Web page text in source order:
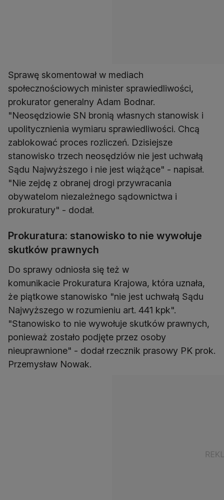
Sprawę skomentował w mediach
społecznościowych minister sprawiedliwości,
prokurator generalny Adam Bodnar.
"Neosędziowie SN bronią własnych stanowisk i
upolitycznienia wymiaru sprawiedliwości. Chcą
zablokować proces rozliczeń. Dzisiejsze
stanowisko trzech neosędziów nie jest uchwałą
Sądu Najwyższego i nie jest wiążące" - napisał.
"Nie zejdę z obranej drogi przywracania
obywatelom niezależnego sądownictwa i
prokuratury" - dodał.
Prokuratura: stanowisko to nie wywołuje
skutków prawnych
Do sprawy odniosła się też w
komunikacie Prokuratura Krajowa, która uznała,
że piątkowe stanowisko "nie jest uchwałą Sądu
Najwyższego w rozumieniu art. 441 kpk".
"Stanowisko to nie wywołuje skutków prawnych,
ponieważ zostało podjęte przez osoby
nieuprawnione" - dodał rzecznik prasowy PK prok.
Przemysław Nowak.